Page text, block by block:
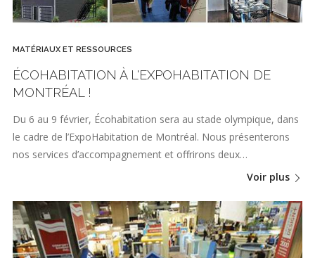
MATÉRIAUX ET RESSOURCES
ÉCOHABITATION À L'EXPOHABITATION DE
MONTRÉAL !
Du 6 au 9 février, Écohabitation sera au stade olympique, dans
le cadre de l’ExpoHabitation de Montréal. Nous présenterons
nos services d’accompagnement et offrirons deux…
Voir plus